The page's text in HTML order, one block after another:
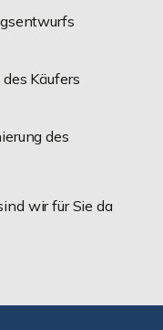
Käufers
des
wir für Sie da